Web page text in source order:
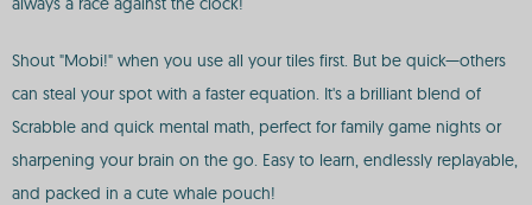
Shout "Mobi!" when you use all your tiles first. But be quick—others
can steal your spot with a faster equation. It's a brilliant blend of
Scrabble and quick mental math, perfect for family game nights or
sharpening your brain on the go. Easy to learn, endlessly replayable,
and packed in a cute whale pouch!